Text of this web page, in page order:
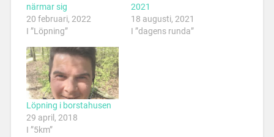
närmar sig
20 februari, 2022
I ”Löpning”
2021
18 augusti, 2021
I ”dagens runda”
Löpning i borstahusen
29 april, 2018
I ”5km”